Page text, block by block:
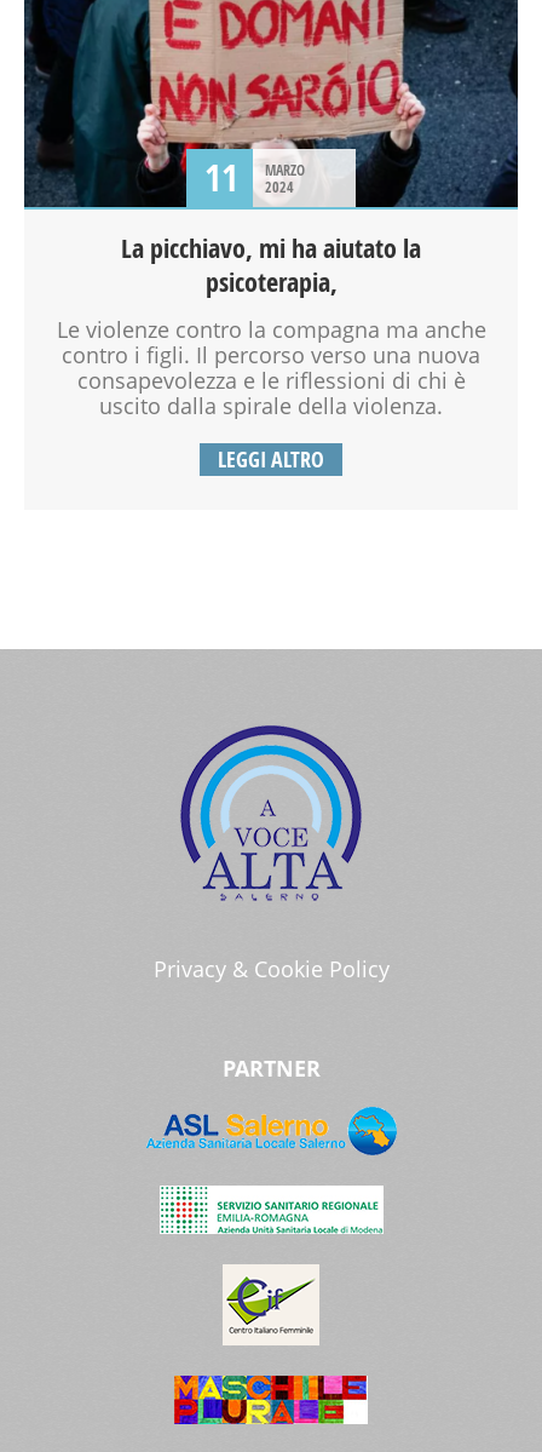
11
MARZO
2024
La picchiavo, mi ha aiutato la
psicoterapia,
Le violenze contro la compagna ma anche
contro i figli. Il percorso verso una nuova
consapevolezza e le riflessioni di chi è
uscito dalla spirale della violenza.
LEGGI ALTRO
Privacy & Cookie Policy
PARTNER